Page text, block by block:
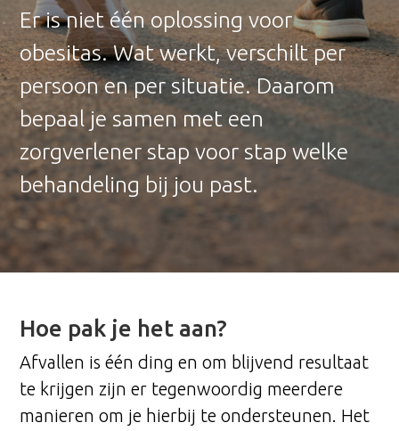
Er is niet één oplossing voor
obesitas. Wat werkt, verschilt per
persoon en per situatie. Daarom
bepaal je samen met een
zorgverlener stap voor stap welke
behandeling bij jou past.
Hoe pak je het aan?
Afvallen is één ding en om blijvend resultaat
te krijgen zijn er tegenwoordig meerdere
manieren om je hierbij te ondersteunen. Het